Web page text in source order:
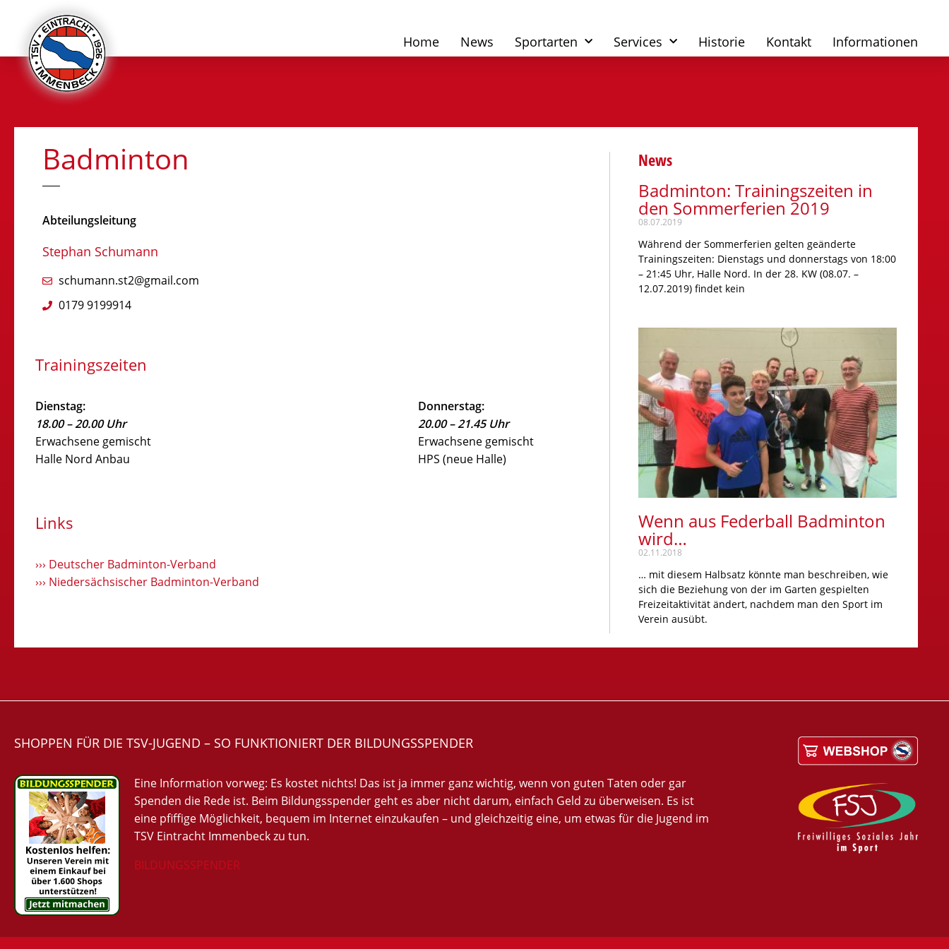
Home News Sportarten Services Historie Kontakt Informationen
Badminton
Abteilungsleitung
Stephan Schumann
schumann.st2@gmail.com
0179 9199914
Trainingszeiten
Dienstag:
18.00 – 20.00 Uhr
Erwachsene gemischt
Halle Nord Anbau
Donnerstag:
20.00 – 21.45 Uhr
Erwachsene gemischt
HPS (neue Halle)
Links
››› Deutscher Badminton-Verband
››› Niedersächsischer Badminton-Verband
News
Badminton: Trainingszeiten in
den Sommerferien 2019
08.07.2019
Während der Sommerferien gelten geänderte
Trainingszeiten: Dienstags und donnerstags von 18:00
– 21:45 Uhr, Halle Nord. In der 28. KW (08.07. –
12.07.2019) findet kein
Wenn aus Federball Badminton
wird…
02.11.2018
… mit diesem Halbsatz könnte man beschreiben, wie
sich die Beziehung von der im Garten gespielten
Freizeitaktivität ändert, nachdem man den Sport im
Verein ausübt.
SHOPPEN FÜR DIE TSV-JUGEND – SO FUNKTIONIERT DER BILDUNGSSPENDER
Eine Information vorweg: Es kostet nichts! Das ist ja immer ganz wichtig, wenn von guten Taten oder gar
Spenden die Rede ist. Beim Bildungsspender geht es aber nicht darum, einfach Geld zu überweisen. Es ist
eine pfiffige Möglichkeit, bequem im Internet einzukaufen – und gleichzeitig eine, um etwas für die Jugend im
TSV Eintracht Immenbeck zu tun.
BILDUNGSSPENDER